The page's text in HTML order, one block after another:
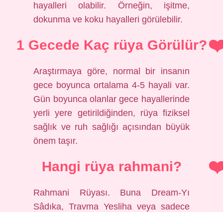
hayalleri olabilir. Örneğin, işitme,
dokunma ve koku hayalleri görülebilir.
1 Gecede Kaç rüya Görülür?
Araştırmaya göre, normal bir insanın
gece boyunca ortalama 4-5 hayali var.
Gün boyunca olanlar gece hayallerinde
yerli yere getirildiğinden, rüya fiziksel
sağlık ve ruh sağlığı açısından büyük
önem taşır.
Hangi rüya rahmani?
Rahmani Rüyası. Buna Dream-Yı
Sâdıka, Travma Yesliha veya sadece